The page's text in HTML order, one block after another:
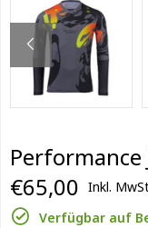
Performance
€65,00 Inkl.
Verfügbar auf